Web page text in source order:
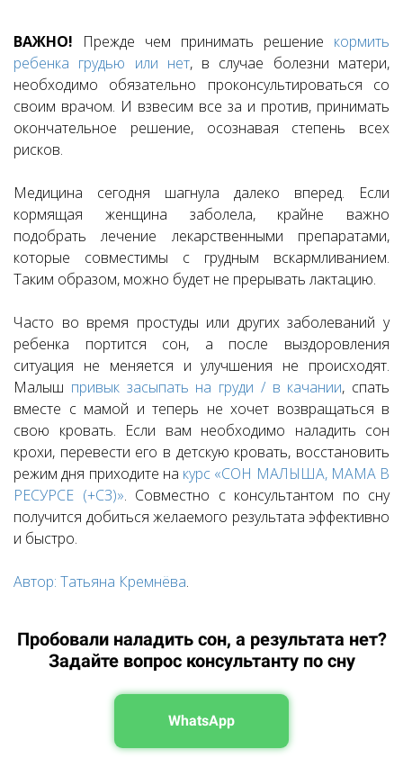
ВАЖНО! Прежде чем принимать решение кормить
ребенка грудью или нет, в случае болезни матери,
необходимо обязательно проконсультироваться со
своим врачом. И взвесим все за и против, принимать
окончательное решение, осознавая степень всех
рисков.
Медицина сегодня шагнула далеко вперед. Если
кормящая женщина заболела, крайне важно
подобрать лечение лекарственными препаратами,
которые совместимы с грудным вскармливанием.
Таким образом, можно будет не прерывать лактацию.
Часто во время простуды или других заболеваний у
ребенка портится сон, а после выздоровления
ситуация не меняется и улучшения не происходят.
Малыш привык засыпать на груди / в качании, спать
вместе с мамой и теперь не хочет возвращаться в
свою кровать. Если вам необходимо наладить сон
крохи, перевести его в детскую кровать, восстановить
режим дня приходите на курс «СОН МАЛЫША, МАМА В
РЕСУРСЕ (+СЗ)». Совместно с консультантом по сну
получится добиться желаемого результата эффективно
и быстро.
Автор: Татьяна Кремнёва.
Пробовали наладить сон, а результата нет?
Задайте вопрос консультанту по сну
WhatsApp